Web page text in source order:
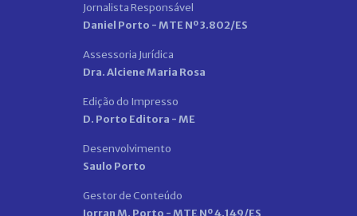
Jornalista Responsável
Daniel Porto - MTE Nº 3.802/ES
Assessoria Jurídica
Dra. Alciene Maria Rosa
Edição do Impresso
D. Porto Editora - ME
Desenvolvimento
Saulo Porto
Gestor de Conteúdo